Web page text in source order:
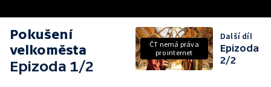
Pokušení
velkoměsta
Epizoda 1/2
ČT nemá práva
pro internet
Další díl
Epizoda
2/2